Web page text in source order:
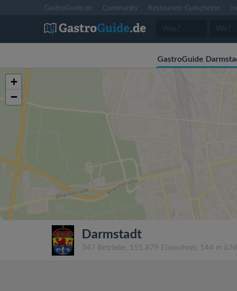
GastroGuide.de Community Restaurant-Gutscheine
GastroGuide
+
−
Darmstadt
347 Betriebe, 151.879 Einwohner, 144 m